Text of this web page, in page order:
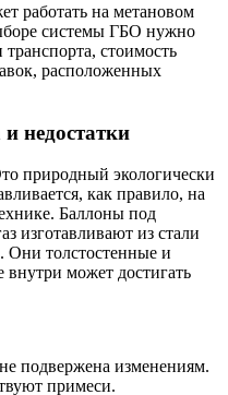
работать на метановом
системы ГБО нужно
стоимость
расположенных
недостатки
природный экологически
как правило, на
Баллоны под
изготавливают из стали
Они толстостенные и
внутри может достигать
подвержена изменениям.
примеси.